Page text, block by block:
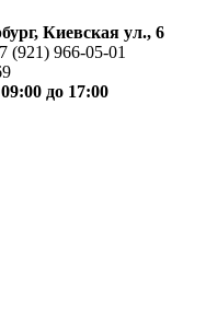
Киевская ул., 6
(921) 966-05-01
до 17:00